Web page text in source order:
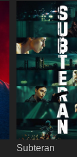
Subteran